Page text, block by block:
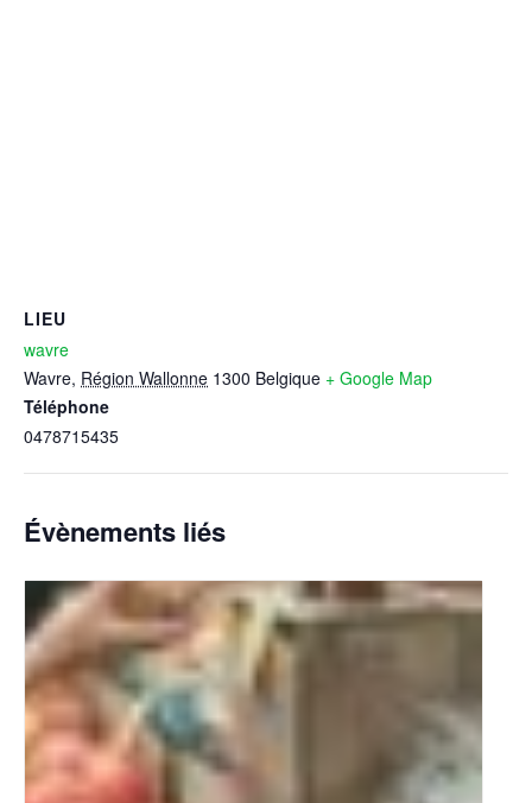
LIEU
wavre
Wavre, Région Wallonne 1300 Belgique + Google Map
Téléphone
0478715435
Évènements liés